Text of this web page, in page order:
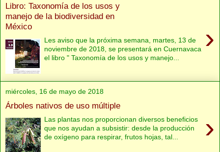
Libro: Taxonomía de los usos y
manejo de la biodiversidad en
México
›
Les aviso que la próxima semana, martes, 13 de
noviembre de 2018, se presentará en Cuernavaca
el libro " Taxonomía de los usos y manejo...
miércoles, 16 de mayo de 2018
Árboles nativos de uso múltiple
›
Las plantas nos proporcionan diversos beneficios
que nos ayudan a subsistir: desde la producción
de oxígeno para respirar, frutos hojas, tal...